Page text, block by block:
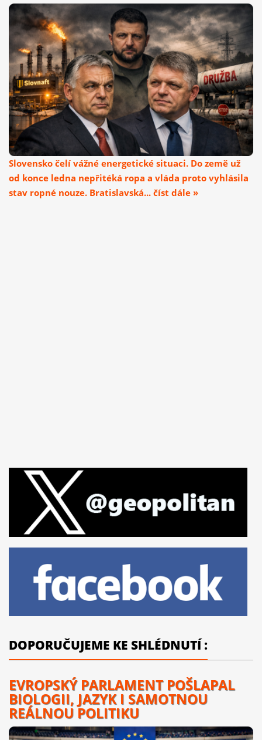
Slovensko čelí vážné energetické situaci. Do země už
od konce ledna nepřitéká ropa a vláda proto vyhlásila
stav ropné nouze. Bratislavská... číst dále »
DOPORUČUJEME KE SHLÉDNUTÍ :
EVROPSKÝ PARLAMENT POŠLAPAL
BIOLOGII, JAZYK I SAMOTNOU
REÁLNOU POLITIKU